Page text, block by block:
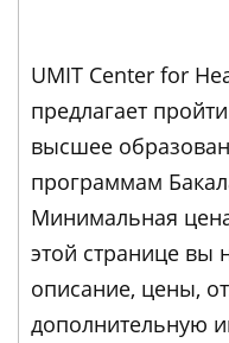
UMIT Center for
предлагает
высшее
программам
Минимальная
этой странице вы
описание, цены,
дополнительную